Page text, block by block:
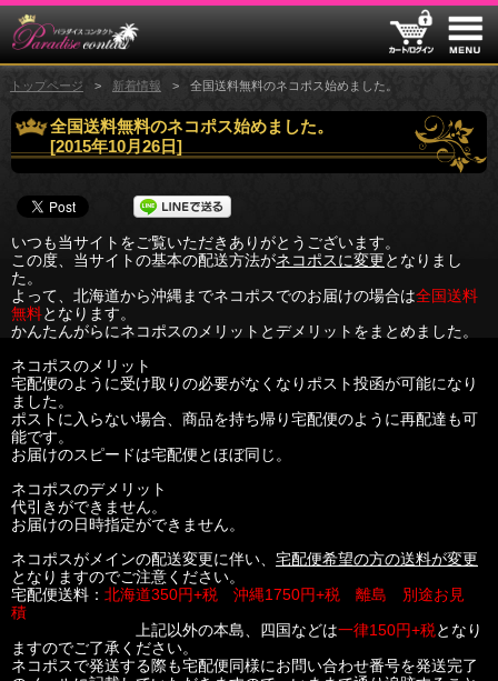
トップページ 新着情報 全国送料無料のネコポス始めました。
全国送料無料のネコポス始めました。
[2015年10月26日]
いつも当サイトをご覧いただきありがとうございます。
この度、当サイトの基本の配送方法がネコポスに変更となりまし
た。
よって、北海道から沖縄までネコポスでのお届けの場合は全国送料
無料となります。
かんたんがらにネコポスのメリットとデメリットをまとめました。
ネコポスのメリット
宅配便のように受け取りの必要がなくなりポスト投函が可能になり
ました。
ポストに入らない場合、商品を持ち帰り宅配便のように再配達も可
能です。
お届けのスピードは宅配便とほぼ同じ。
ネコポスのデメリット
代引きができません。
お届けの日時指定ができません。
ネコポスがメインの配送変更に伴い、 宅配便希望の方の送料が変更
となりますのでご注意ください。
宅配便送料： 北海道350円+税 沖縄1750円+税 離島 別途お見
積
上記以外の本島、四国などは一律150円+税となり
ますのでご了承ください。
ネコポスで発送する際も宅配便同様にお問い合わせ番号を発送完了